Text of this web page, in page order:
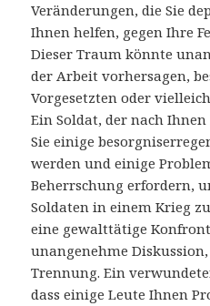
Veränderungen, die Sie
Ihnen helfen, gegen Ihre
Dieser Traum könnte
der Arbeit vorhersagen,
Vorgesetzten oder
Ein Soldat, der nach
Sie einige
werden und einige
Beherrschung erfordern,
Soldaten in einem Krieg
eine gewalttätige
unangenehme
Trennung. Ein
dass einige Leute Ihnen